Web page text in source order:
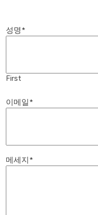
성명*
First
이메일*
메세지*